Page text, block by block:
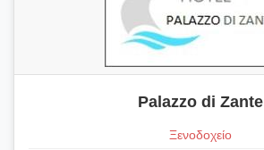
Palazzo di Zante
Ξενοδοχείο